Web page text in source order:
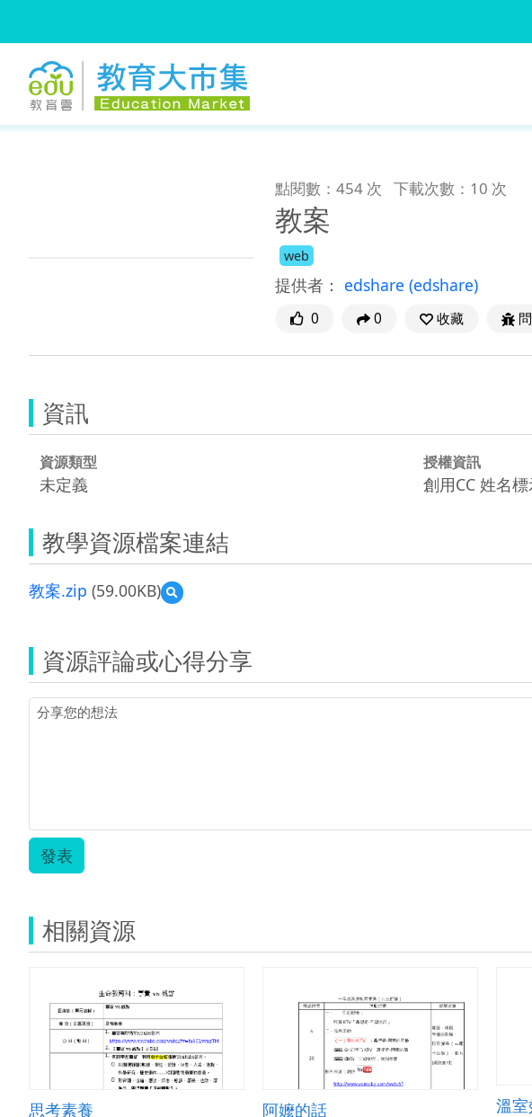
點閱數：454 次 下載次數：10 次
教案
web
提供者： edshare (edshare)
0 0 收藏
資訊
資源類型
未定義
授權資訊
創用CC 姓名
教學資源檔案連結
教案.zip (59.00KB)
預
覽
資源評論或心得分享
發表
相關資源
思考素養 阿嬤的話 溫